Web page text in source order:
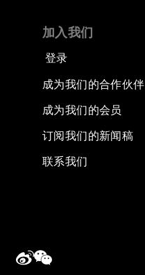
加入我们
登录
成为我们的合作伙伴
成为我们的会员
订阅我们的新闻稿
联系我们